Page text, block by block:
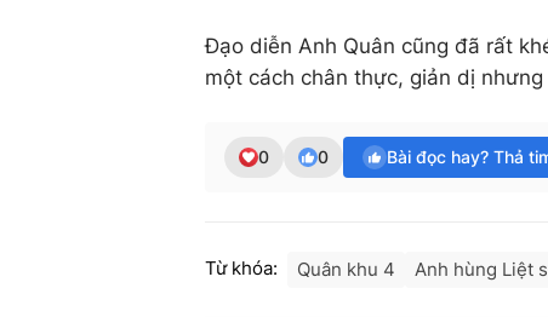
Đạo diễn Anh Quân cũng đã rất
một cách chân thực, giản dị
0 0 Bài đọc hay? Thả
Từ khóa: Quân khu 4 Anh hùng Liệt